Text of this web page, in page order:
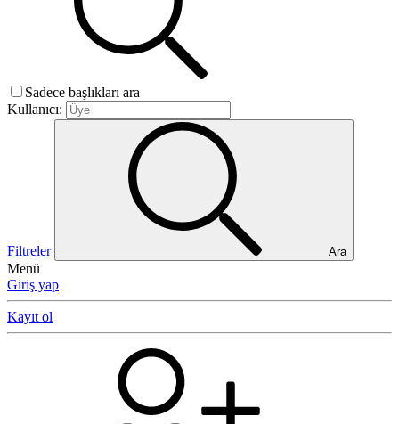
Sadece başlıkları ara
Kullanıcı:
Filtreler Ara
Menü
Giriş yap
Kayıt ol